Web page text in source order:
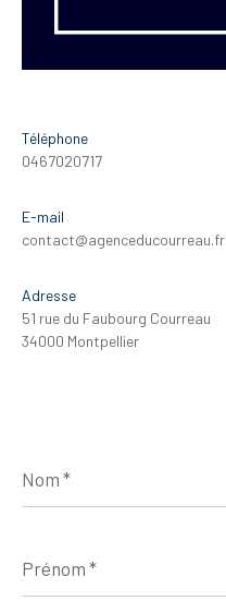
Téléphone
0467020717
E-mail
contact@agenceducourreau.fr
Adresse
51 rue du Faubourg Courreau
34000 Montpellier
*
*